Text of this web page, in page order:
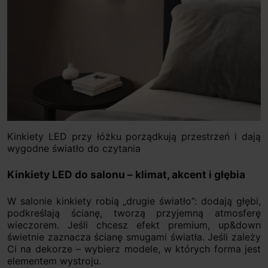
Kinkiety LED przy łóżku porządkują przestrzeń i dają
wygodne światło do czytania
Kinkiety LED do salonu – klimat, akcent i głębia
W salonie kinkiety robią „drugie światło”: dodają głębi,
podkreślają ścianę, tworzą przyjemną atmosferę
wieczorem. Jeśli chcesz efekt premium, up&down
świetnie zaznacza ścianę smugami światła. Jeśli zależy
Ci na dekorze – wybierz modele, w których forma jest
elementem wystroju.